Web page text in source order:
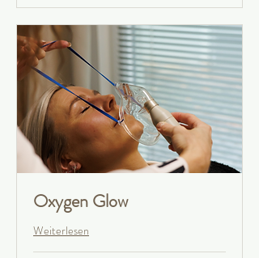
Oxygen Glow
Weiterlesen